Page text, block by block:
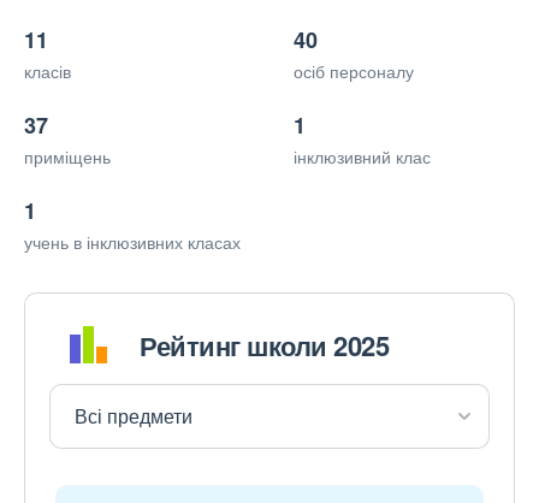
11
класів
40
осіб персоналу
37
приміщень
1
інклюзивний клас
1
учень в інклюзивних класах
Рейтинг школи 2025